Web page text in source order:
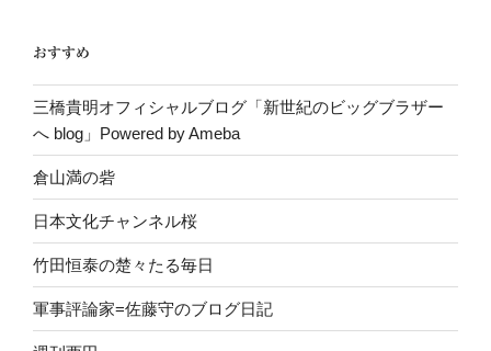
ブ
おすすめ
三橋貴明オフィシャルブログ「新世紀のビッグブラザー
へ blog」Powered by Ameba
倉山満の砦
日本文化チャンネル桜
竹田恒泰の楚々たる毎日
軍事評論家=佐藤守のブログ日記